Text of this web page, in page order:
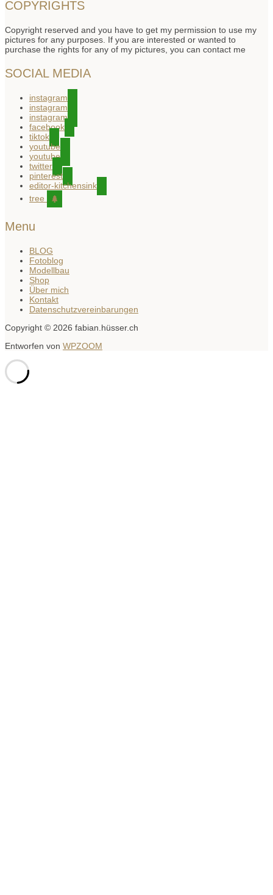
COPYRIGHTS
Copyright reserved and you have to get my permission to use my
pictures for any purposes. If you are interested or wanted to
purchase the rights for any of my pictures, you can contact me
SOCIAL MEDIA
instagram
instagram
instagram
facebook
tiktok
youtube
youtube
twitter
pinterest
editor-kitchensink
tree
Menu
BLOG
Fotoblog
Modellbau
Shop
Über mich
Kontakt
Datenschutzvereinbarungen
Copyright © 2026 fabian.hüsser.ch
Entworfen von WPZOOM